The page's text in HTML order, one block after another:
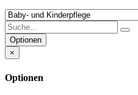
Optionen
×
Optionen